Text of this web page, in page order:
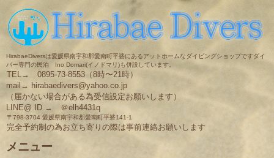
HirabaeDiversは愛媛県南宇和郡愛南町平碆にあるアットホームなダイビングショップですダイ
バー専門の民泊 Ino Domari(イノドマリ)も併設しています。
TEL→ 0895-73-8553（8時〜21時）
mail→ hirabaedivers@yahoo.co.jp
（届かない場合がある為受信設定お願いします）
LINE@ ID → ＠elh4431q
〒798-3704 愛媛県南宇和郡愛南町平碆141-1
完全予約制の為お立ち寄りの際は事前連絡お願いします
メニュー